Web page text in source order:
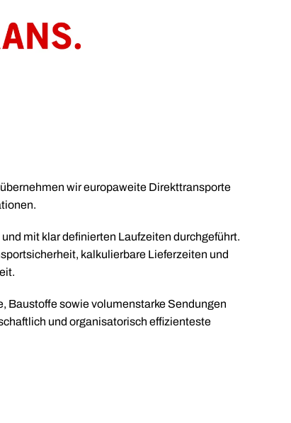
wir europaweite Direkttransporte
mit klar definierten Laufzeiten durchgeführt.
kalkulierbare Lieferzeiten und
Baustoffe sowie volumenstarke Sendungen
und organisatorisch effizienteste